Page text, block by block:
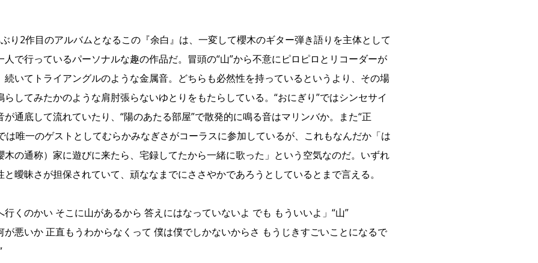
り2作目のアルバムとなるこの『余白』は、一変して櫻木のギター弾き語りを主体として
人で行っているパーソナルな趣の作品だ。冒頭の“山”から不意にピロピロとリコーダーが
続いてトライアングルのような金属音。どちらも必然性を持っているというより、その場
らしてみたかのような肩肘張らないゆとりをもたらしている。“おにぎり”ではシンセサイ
が通底して流れていたり、“陽のあたる部屋”で散発的に鳴る音はマリンバか。また“正
は唯一のゲストとしてむらかみなぎさがコーラスに参加しているが、これもなんだか「は
木の通称）家に遊びに来たら、宅録してたから一緒に歌った」という空気なのだ。いずれ
と曖昧さが担保されていて、頑ななまでにささやかであろうとしているとまで言える。
行くのかい そこに山があるから 答えにはなっていないよ でも もういいよ」“山”
が悪いか 正直もうわからなくって 僕は僕でしかないからさ もうじきすごいことになるで